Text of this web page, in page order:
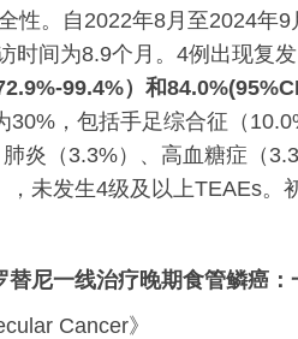
性。自2022年8月至2024年
时间为8.9个月。4例出现复
99.4%）和
30%，包括手足综合征（
炎（3.3%）、高血糖症（
，未发生4级及以上TEAEs
替尼一线治疗晚期食管鳞癌
Cancer》